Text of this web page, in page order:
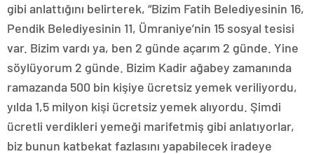
gibi anlattığını belirterek, “Bizim Fatih Belediyesinin 16,
Pendik Belediyesinin 11, Ümraniye’nin 15 sosyal tesisi
var. Bizim vardı ya, ben 2 günde açarım 2 günde. Yine
söylüyorum 2 günde. Bizim Kadir ağabey zamanında
ramazanda 500 bin kişiye ücretsiz yemek veriliyordu,
yılda 1,5 milyon kişi ücretsiz yemek alıyordu. Şimdi
ücretli verdikleri yemeği marifetmiş gibi anlatıyorlar,
biz bunun katbekat fazlasını yapabilecek iradeye